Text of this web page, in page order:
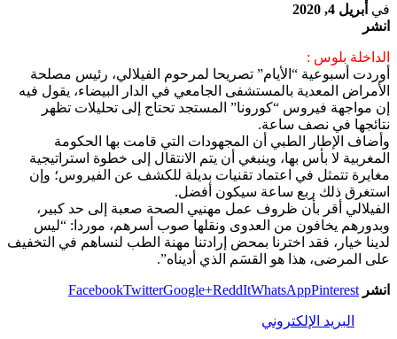
في أبريل 4, 2020
انشر
الداخلة بلوس :
أوردت أسبوعية “الأيام” تصريحا لمرحوم الفيلالي، رئيس مصلحة
الأمراض المعدية بالمستشفى الجامعي في الدار البيضاء، يقول فيه
إن مواجهة فيروس “كورونا” المستجد تحتاج إلى تحليلات تظهر
نتائجها في نصف ساعة.
وأضاف الإطار الطبي أن المجهودات التي قامت بها الحكومة
المغربية لا بأس بها، وينبغي أن يتم الانتقال إلى خطوة استراتيجية
مغايرة تتمثل في اعتماد تقنيات بديلة للكشف عن الفيروس؛ وإن
استغرق ذلك ربع ساعة سيكون أفضل.
الفيلالي أقر بأن ظروف عمل مهنيي الصحة صعبة إلى حد كبير،
وبدورهم يخافون من العدوى ونقلها صوب أسرهم، موردا: “ليس
لدينا خيار، فقد اخترنا بمحض إرادتنا مهنة الطب لنساهم في التخفيف
على المرضى، هذا هو القسَم الذي أديناه”.
انشر FacebookTwitterGoogle+ReddItWhatsAppPinterest
البريد الإلكتروني